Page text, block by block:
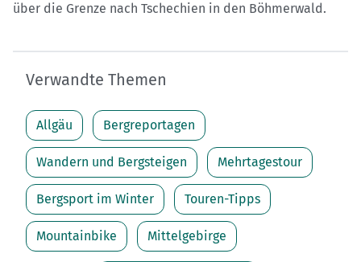
über die Grenze nach Tschechien in den Böhmerwald.
Verwandte Themen
Allgäu Bergreportagen
Wandern und Bergsteigen Mehrtagestour
Bergsport im Winter Touren-Tipps
Mountainbike Mittelgebirge